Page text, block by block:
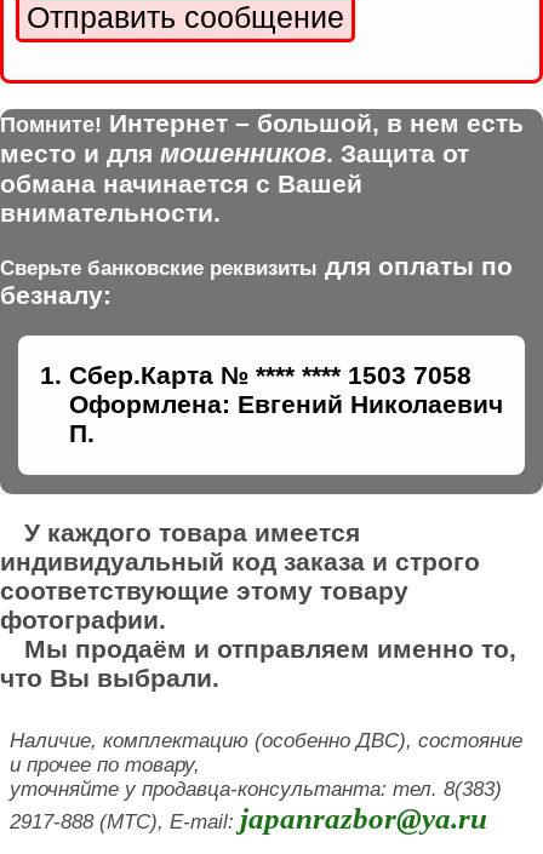
Помните! Интернет – большой, в нем есть
место и для мошенников. Защита от
обмана начинается с Вашей
внимательности.
Сверьте банковские реквизиты для оплаты по
безналу:
Сбер.Карта № **** **** 1503 7058
Оформлена: Евгений Николаевич
П.
У каждого товара имеется
индивидуальный код заказа и строго
соответствующие этому товару
фотографии.
Мы продаём и отправляем именно то,
что Вы выбрали.
Наличие, комплектацию (особенно ДВС), состояние
и прочее по товару,
уточняйте у продавца-консультанта: тел. 8(383)
2917-888 (МТС), E-mail: japanrazbor@ya.ru